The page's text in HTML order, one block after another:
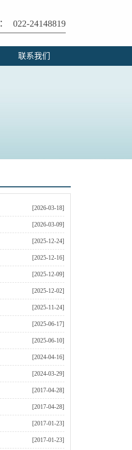
： 022-24148819
联系我们
[2026-03-18]
[2026-03-09]
[2025-12-24]
[2025-12-16]
[2025-12-09]
[2025-12-02]
[2025-11-24]
[2025-06-17]
[2025-06-10]
[2024-04-16]
[2024-03-29]
[2017-04-28]
[2017-04-28]
[2017-01-23]
[2017-01-23]